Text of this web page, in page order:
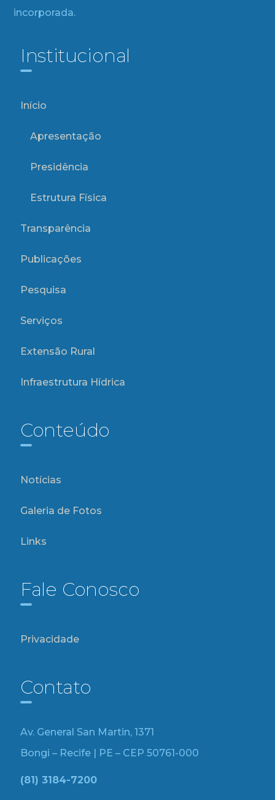
incorporada.
Institucional
Início
Apresentação
Presidência
Estrutura Física
Transparência
Publicações
Pesquisa
Serviços
Extensão Rural
Infraestrutura Hídrica
Conteúdo
Notícias
Galeria de Fotos
Links
Fale Conosco
Privacidade
Contato
Av. General San Martin, 1371
Bongi – Recife | PE – CEP 50761-000
(81) 3184-7200